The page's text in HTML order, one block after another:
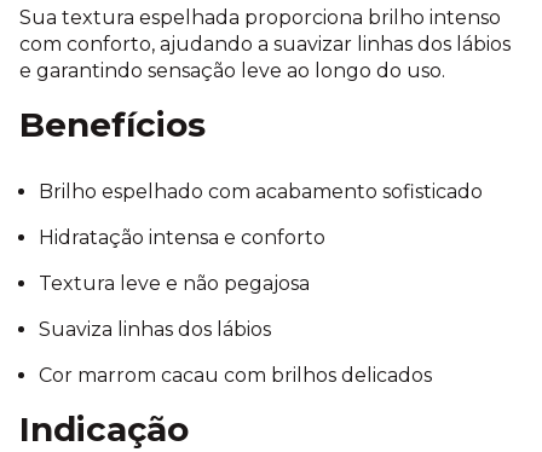
Sua textura espelhada proporciona brilho intenso
com conforto, ajudando a suavizar linhas dos lábios
e garantindo sensação leve ao longo do uso.
Benefícios
Brilho espelhado com acabamento sofisticado
Hidratação intensa e conforto
Textura leve e não pegajosa
Suaviza linhas dos lábios
Cor marrom cacau com brilhos delicados
Indicação